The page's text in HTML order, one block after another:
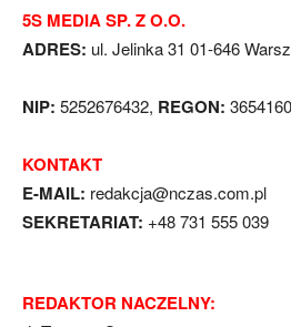
5S MEDIA SP. Z O.O.
ADRES: ul. Jelinka 31 01-646
NIP: 5252676432, REGON:
KONTAKT
E-MAIL: redakcja@nczas.com.pl
SEKRETARIAT: +48 731 555 039
REDAKTOR NACZELNY: